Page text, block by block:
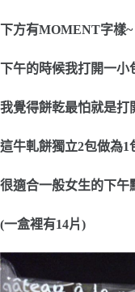
下方有MOMENT字樣~
下午的時候我打開一
我覺得餅乾最怕就是打
這牛軋餅獨立2包做為1
很適合一般女生的下午
(一盒裡有14片)